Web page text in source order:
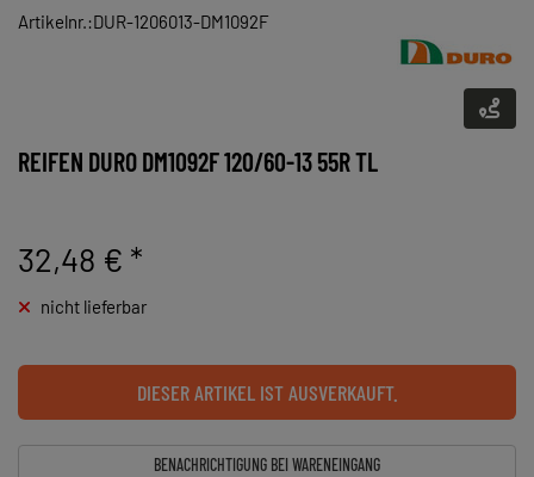
Artikelnr.:DUR-1206013-DM1092F
REIFEN DURO DM1092F 120/60-13 55R TL
32,48 € *
nicht lieferbar
DIESER ARTIKEL IST AUSVERKAUFT.
BENACHRICHTIGUNG BEI WARENEINGANG